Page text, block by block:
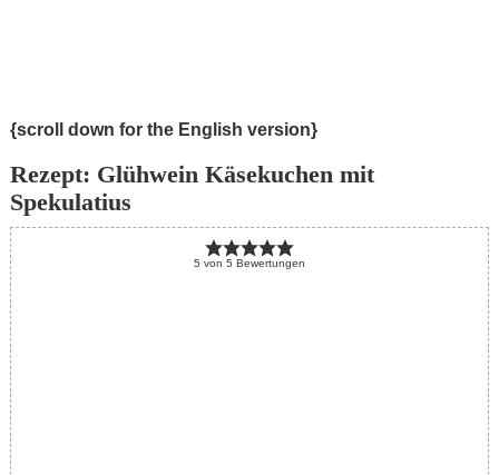
{scroll down for the English version}
Rezept: Glühwein Käsekuchen mit
Spekulatius
5 von 5 Bewertungen